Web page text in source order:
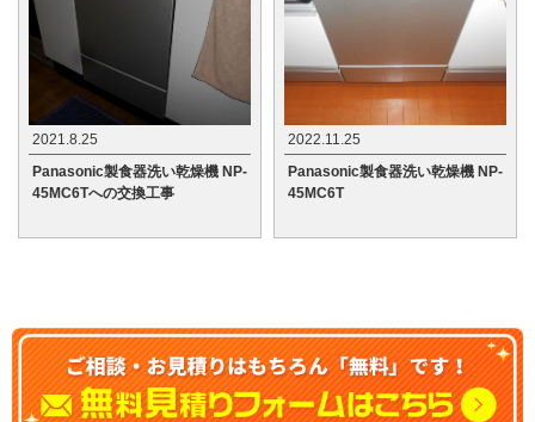
2021.8.25
Panasonic製食器洗い乾燥機 NP-
45MC6Tへの交換工事
2022.11.25
Panasonic製食器洗い乾燥機 NP-
45MC6T